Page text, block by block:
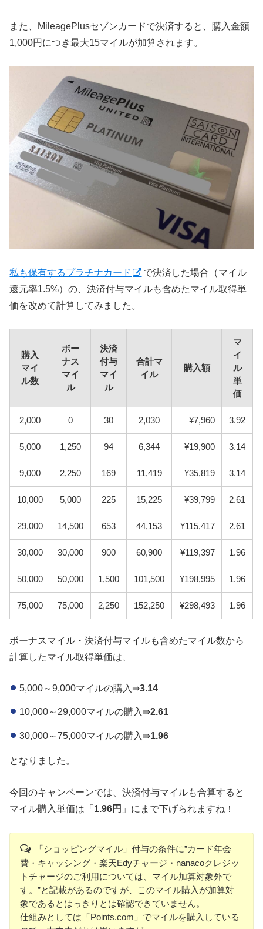
また、MileagePlusセゾンカードで決済すると、購入金額
1,000円につき最大15マイルが加算されます。
私も保有するプラチナカード
で決済した場合（マイル
還元率1.5%）の、決済付与マイルも含めたマイル取得単
価を改めて計算してみました。
購入
マイ
ル数
ボー
ナス
マイ
ル
決済
付与
マイ
ル
合計マ
イル
購入額
マ
イ
ル
単
価
2,000 0 30 2,030 ¥7,960 3.92
5,000 1,250 94 6,344 ¥19,900 3.14
9,000 2,250 169 11,419 ¥35,819 3.14
10,000 5,000 225 15,225 ¥39,799 2.61
29,000 14,500 653 44,153 ¥115,417 2.61
30,000 30,000 900 60,900 ¥119,397 1.96
50,000 50,000 1,500 101,500 ¥198,995 1.96
75,000 75,000 2,250 152,250 ¥298,493 1.96
ボーナスマイル・決済付与マイルも含めたマイル数から
計算したマイル取得単価は、
5,000～9,000マイルの購入⇛3.14
10,000～29,000マイルの購入⇛2.61
30,000～75,000マイルの購入⇛1.96
となりました。
今回のキャンペーンでは、決済付与マイルも合算すると
マイル購入単価は「 1.96円 」にまで下げられますね！
「ショッピングマイル」付与の条件に”カード年会
費・キャッシング・楽天Edyチャージ・nanacoクレジッ
トチャージのご利用については、マイル加算対象外で
す。”と記載があるのですが、このマイル購入が加算対
象であるとはっきりとは確認できていません。
仕組みとしては「Points.com」でマイルを購入している